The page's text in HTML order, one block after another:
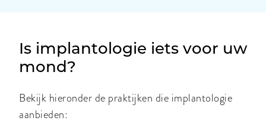
mond
Is implantologie iets voor uw
mond?
Bekijk hieronder de praktijken die implantologie
aanbieden: